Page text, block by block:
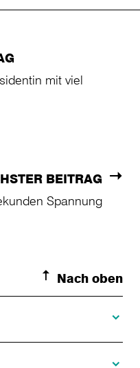
mit viel
BEITRAG
Spannung
Nach oben